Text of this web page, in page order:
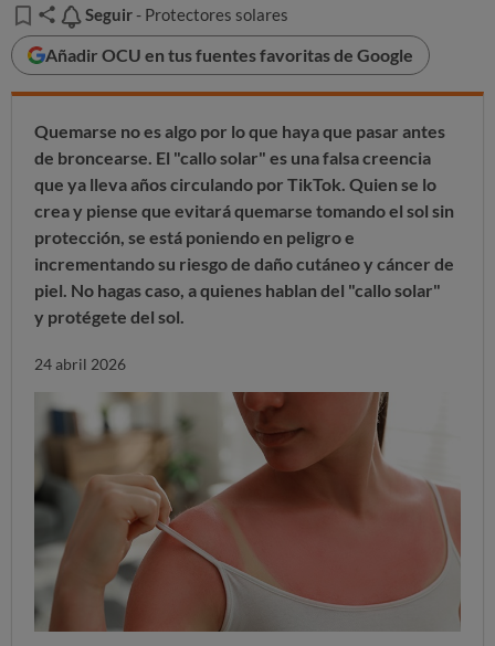
Seguir
Seguir - Protectores solares
Añadir OCU en tus fuentes favoritas de Google
Quemarse no es algo por lo que haya que pasar antes
de broncearse. El "callo solar" es una falsa creencia
que ya lleva años circulando por TikTok. Quien se lo
crea y piense que evitará quemarse tomando el sol sin
protección, se está poniendo en peligro e
incrementando su riesgo de daño cutáneo y cáncer de
piel. No hagas caso, a quienes hablan del "callo solar"
y protégete del sol.
24 abril 2026